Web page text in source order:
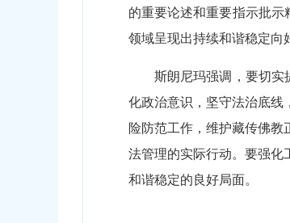
的重要论述和重要指示批示
领域呈现出持续和谐稳定向
斯朗尼玛强调，要切实
化政治意识，坚守法治底线
险防范工作，维护藏传佛
法管理的实际行动。要强化
和谐稳定的良好局面。